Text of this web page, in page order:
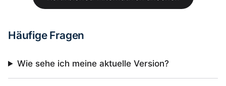
Häufige Fragen
Wie sehe ich meine aktuelle Version?